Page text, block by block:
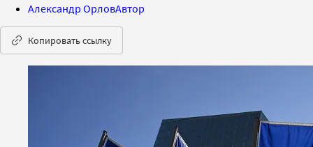
Александр ОрловАвтор
Копировать ссылку